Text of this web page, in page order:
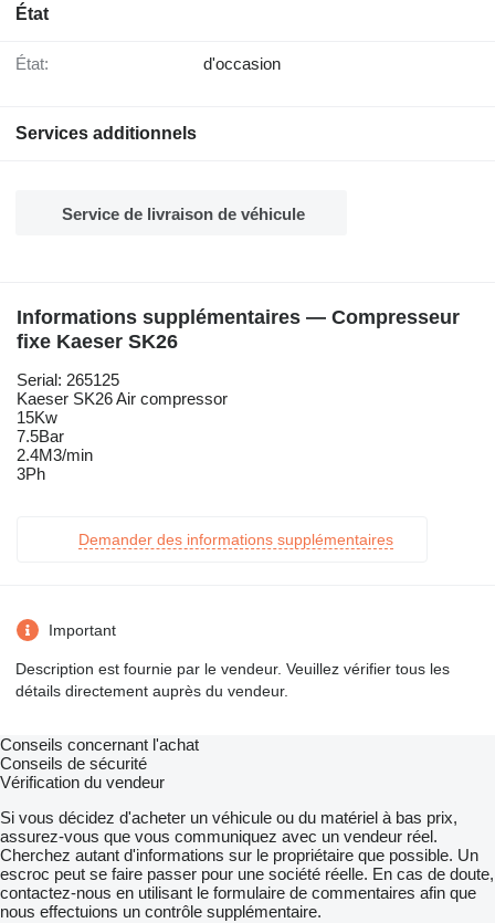
État
État: d'occasion
Services additionnels
Service de livraison de véhicule
Informations supplémentaires — Compresseur
fixe Kaeser SK26
Serial: 265125
Kaeser SK26 Air compressor
15Kw
7.5Bar
2.4M3/min
3Ph
Demander des informations supplémentaires
Important
Description est fournie par le vendeur. Veuillez vérifier tous les
détails directement auprès du vendeur.
Conseils concernant l'achat
Conseils de sécurité
Vérification du vendeur
Si vous décidez d'acheter un véhicule ou du matériel à bas prix,
assurez-vous que vous communiquez avec un vendeur réel.
Cherchez autant d'informations sur le propriétaire que possible. Un
escroc peut se faire passer pour une société réelle. En cas de doute,
contactez-nous en utilisant le formulaire de commentaires afin que
nous effectuions un contrôle supplémentaire.